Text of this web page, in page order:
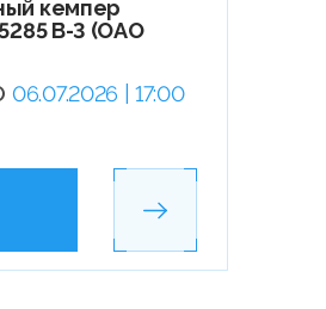
кемпер
В-3 (ОАО
06.07.2026 | 17:00